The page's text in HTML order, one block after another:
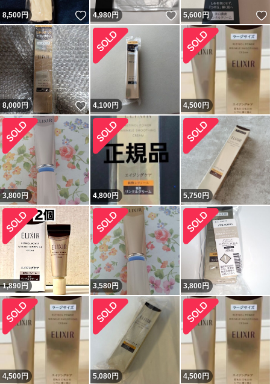
8,500円 いいね！
4,980円 いいね！
5,600円
8,000円 いいね！
4,100円 4,500円
3,800円 4,800円 5,750円
1,890 円 3,580円 3,800円
4,500円 5,080円 4,500円